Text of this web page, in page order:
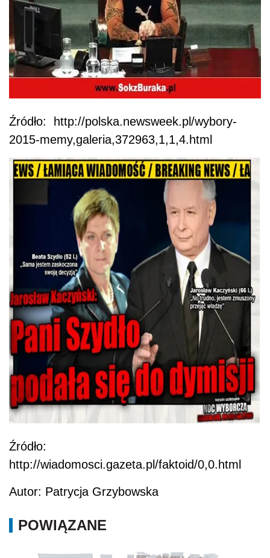
Źródło: http://polska.newsweek.pl/wybory-
2015-memy,galeria,372963,1,1,4.html
Źródło:
http://wiadomosci.gazeta.pl/faktoid/0,0.html
Autor: Patrycja Grzybowska
POWIĄZANE